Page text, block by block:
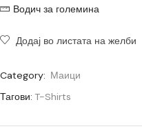
Водич за големина
Додај во листата на желби
Category: Маици
Тагови: T-Shirts